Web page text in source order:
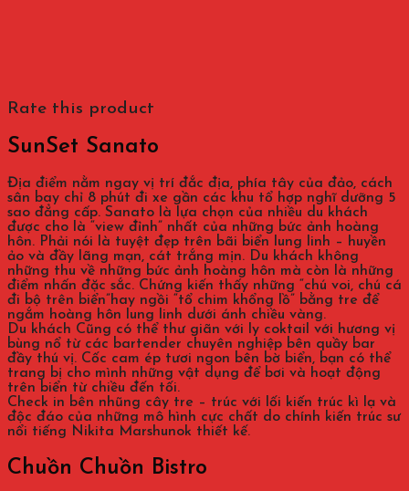
Rate this product
SunSet Sanato
Địa điểm nằm ngay vị trí đắc địa, phía tây của đảo, cách
sân bay chỉ 8 phút đi xe gần các khu tổ hợp nghĩ dưỡng 5
sao đẳng cấp. Sanato là lựa chọn của nhiều du khách
được cho là “view đỉnh” nhất của những bức ảnh hoàng
hôn. Phải nói là tuyệt đẹp trên bãi biển lung linh – huyền
ảo và đầy lãng mạn, cát trắng mịn. Du khách không
những thu về những bức ảnh hoàng hôn mà còn là những
điểm nhấn đặc sắc. Chứng kiến thấy những “chú voi, chú cá
đi bộ trên biển”hay ngồi “tổ chim khổng lồ” bằng tre để
ngắm hoàng hôn lung linh dưới ánh chiều vàng.
Du khách Cũng có thể thư giãn với ly coktail với hương vị
bùng nổ từ các bartender chuyên nghiệp bên quầy bar
đầy thú vị. Cốc cam ép tươi ngon bên bờ biển, bạn có thể
trang bị cho mình những vật dụng để bơi và hoạt động
trên biển từ chiều đến tối.
Check in bên nhũng cây tre – trúc với lối kiến trúc kì lạ và
độc đáo của những mô hình cực chất do chính kiến trúc sư
nổi tiếng Nikita Marshunok thiết kế.
Chuồn Chuồn Bistro